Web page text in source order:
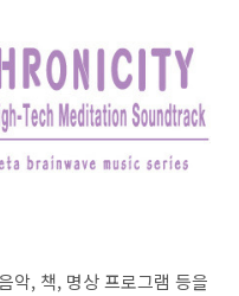
악, 책, 명상 프로그램 등을